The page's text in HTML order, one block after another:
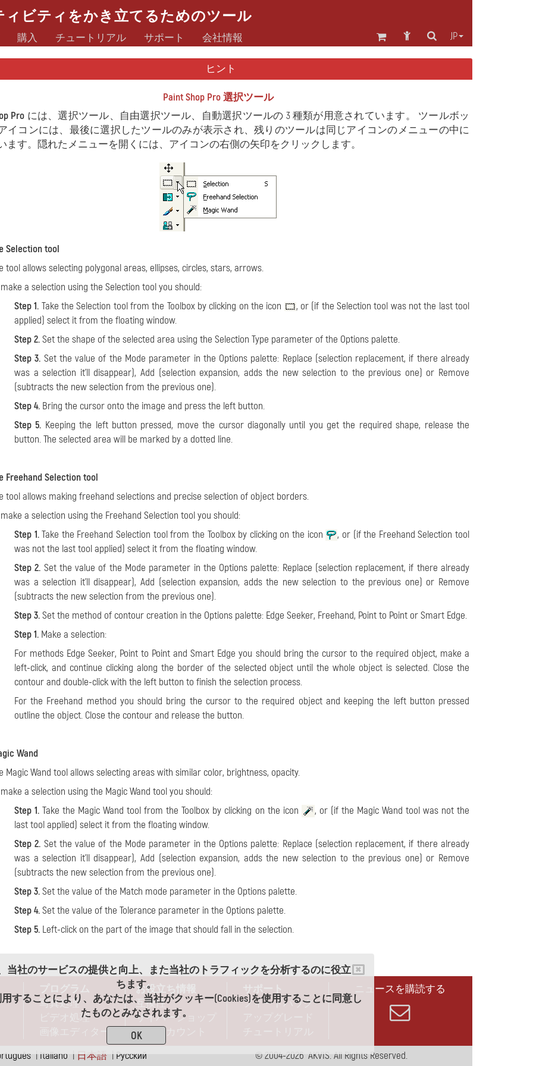
当社のサービスの提供と向上、また当社のトラフィックを分析するのに役立
ちます。
することにより、あなたは、当社がクッキー(Cookies)を使用することに同意し
たものとみなされます。
OK
ィビティをかき立てるためのツール
JP
購入 チュートリアル サポート 会社情報
ヒント
Paint Shop Pro 選択ツール
Pro には、選択ツール、自由選択ツール、自動選択ツールの 3 種類が用意されています。 ツールボッ
イコンには、最後に選択したツールのみが表示され、残りのツールは同じアイコンのメニューの中に
ます。隠れたメニューを開くには、アイコンの右側の矢印をクリックします。
Selection tool
tool allows selecting polygonal areas, ellipses, circles, stars, arrows.
make a selection using the Selection tool you should:
Step 1. Take the Selection tool from the Toolbox by clicking on the icon
, or (if the Selection tool was not the last tool
applied) select it from the floating window.
Step 2.Set the shape of the selected area using the Selection Type parameter of the Options palette.
Step 3. Set the value of the Mode parameter in the Options palette: Replace (selection replacement, if there already
was a selection it'll disappear), Add (selection expansion, adds the new selection to the previous one) or Remove
(subtracts the new selection from the previous one).
Step 4. Bring the cursor onto the image and press the left button.
Step 5. Keeping the left button pressed, move the cursor diagonally until you get the required shape, release the
button. The selected area will be marked by a dotted line.
Freehand Selection tool
tool allows making freehand selections and precise selection of object borders.
make a selection using the Freehand Selection tool you should:
Step 1.Take the Freehand Selection tool from the Toolbox by clicking on the icon
, or (if the Freehand Selection tool
was not the last tool applied) select it from the floating window.
Step 2. Set the value of the Mode parameter in the Options palette: Replace (selection replacement, if there already
was a selection it'll disappear), Add (selection expansion, adds the new selection to the previous one) or Remove
(subtracts the new selection from the previous one).
Step 3.Set the method of contour creation in the Options palette: Edge Seeker, Freehand, Point to Point or Smart Edge.
Step 1. Make a selection:
For methods Edge Seeker, Point to Point and Smart Edge you should bring the cursor to the required object, make a
left-click, and continue clicking along the border of the selected object until the whole object is selected. Close the
contour and double-click with the left button to finish the selection process.
For the Freehand method you should bring the cursor to the required object and keeping the left button pressed
outline the object. Close the contour and release the button.
Wand
Magic Wand tool allows selecting areas with similar color, brightness, opacity.
make a selection using the Magic Wand tool you should:
Step 1. Take the Magic Wand tool from the Toolbox by clicking on the icon
, or (if the Magic Wand tool was not the
last tool applied) select it from the floating window.
Step 2. Set the value of the Mode parameter in the Options palette: Replace (selection replacement, if there already
was a selection it'll disappear), Add (selection expansion, adds the new selection to the previous one) or Remove
(subtracts the new selection from the previous one).
Step 3.Set the value of the Match mode parameter in the Options palette.
Step 4.Set the value of the Tolerance parameter in the Options palette.
Step 5. Left-click on the part of the image that should fall in the selection.
写真処理
ビデオ処理
画像エディター
お役立ち情報
互換性
サイバーショップ
ディスカウント
フィードバック
ニュースを購読する
| Italiano | 日本語 | Pусский © 2004-2026 AKVIS. All Rights Reserved.